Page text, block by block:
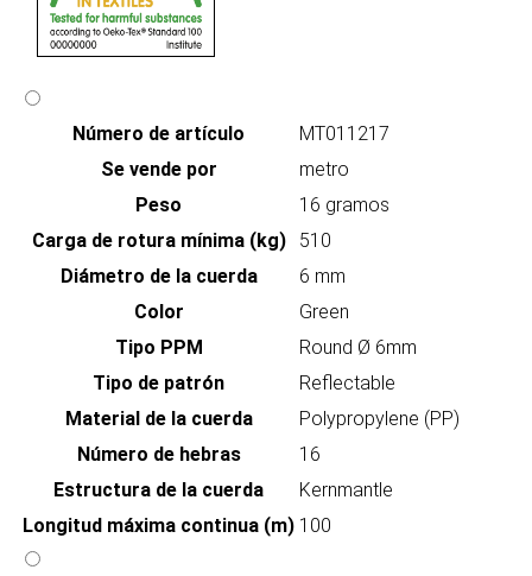
Número de artículo
MT011217
Se vende por
metro
Peso
16 gramos
Carga de rotura mínima (kg)
510
Diámetro de la cuerda
6 mm
Color
Green
Tipo PPM
Round Ø 6mm
Tipo de patrón
Reflectable
Material de la cuerda
Polypropylene (PP)
Número de hebras
16
Estructura de la cuerda
Kernmantle
Longitud máxima continua (m) 100